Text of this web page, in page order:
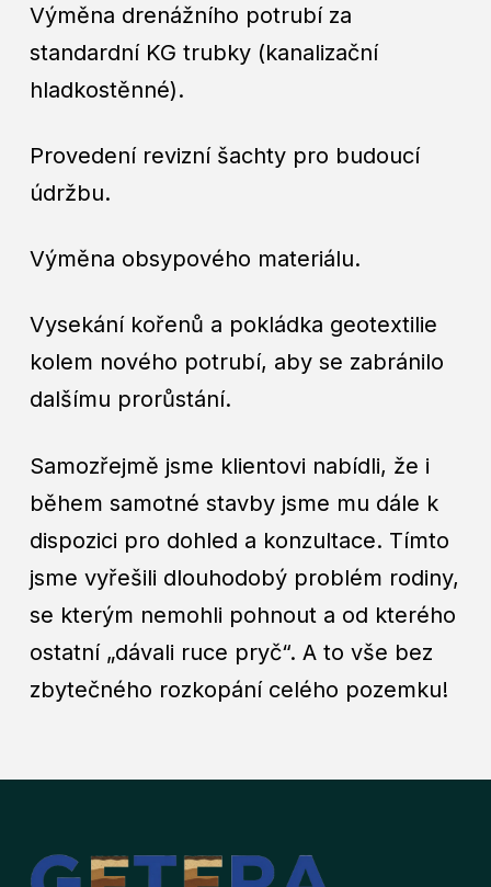
Výměna drenážního potrubí za
standardní KG trubky (kanalizační
hladkostěnné).
Provedení revizní šachty pro budoucí
údržbu.
Výměna obsypového materiálu.
Vysekání kořenů a pokládka geotextilie
kolem nového potrubí, aby se zabránilo
dalšímu prorůstání.
Samozřejmě jsme klientovi nabídli, že i
během samotné stavby jsme mu dále k
dispozici pro dohled a konzultace. Tímto
jsme vyřešili dlouhodobý problém rodiny,
se kterým nemohli pohnout a od kterého
ostatní „dávali ruce pryč“. A to vše bez
zbytečného rozkopání celého pozemku!